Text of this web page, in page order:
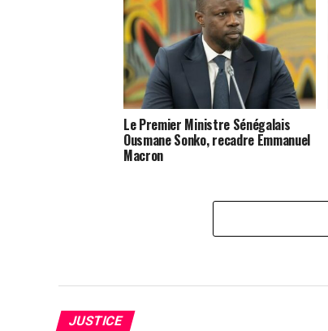
Le Premier Ministre Sénégalais
Ousmane Sonko, recadre Emmanuel
Macron
JUSTICE